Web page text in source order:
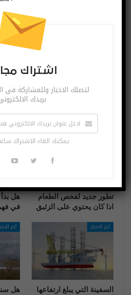
آخر الاخبار
تطور جديد لفحص الطعام
اذا كان يحتوي على الزئبق
آخر
هل
في فهم
آخر الاخبار
السفينة التي يبلغ ارتفاعها
آخر
هل
اشتراك
لتصلك الاخبار وللمشاركة في
بريدك
يمكنك الغاء الاشتراك